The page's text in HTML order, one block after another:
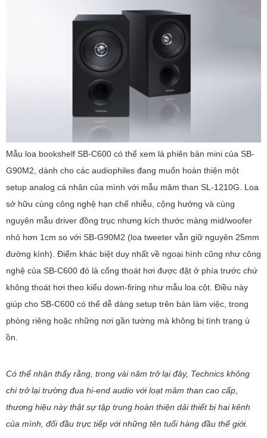
Mẫu loa bookshelf SB-C600 có thể xem là phiên bản mini của SB-
G90M2, dành cho các audiophiles đang muốn hoàn thiện một
setup analog cá nhân của mình với mẫu mâm than SL-1210G. Loa
sở hữu cùng công nghệ hạn chế nhiễu, cộng hưởng và cùng
nguyên mẫu driver đồng trục nhưng kích thước màng mid/woofer
nhỏ hơn 1cm so với SB-G90M2 (loa tweeter vẫn giữ nguyên 25mm
đường kính). Điểm khác biệt duy nhất về ngoại hình cũng như công
nghệ của SB-C600 đó là cổng thoát hơi được đặt ở phía trước chứ
không thoát hơi theo kiểu down-firing như mẫu loa cột. Điều này
giúp cho SB-C600 có thể dễ dàng setup trên bàn làm việc, trong
phòng riêng hoặc những nơi gần tường mà không bị tình trạng ù
ồn.
Có thể nhận thấy rằng, trong vài năm trở lại đây, Technics không
chi trở lại trường đua hi-end audio với loạt mâm than cao cấp,
thương hiệu này thật sự tập trung hoàn thiện dải thiết bị hai kênh
của mình, đối đầu trực tiếp với những tên tuổi hàng đầu thế giới.